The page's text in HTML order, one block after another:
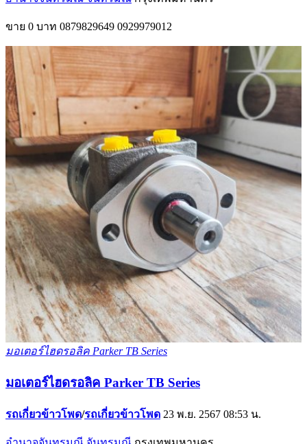
ขาย 0 บาท 0879829649 0929979012
มอเตอร์ไฮดรอลิค Parker TB Series
มอเตอร์ไฮดรอลิค Parker TB Series
รถเกี่ยวข้าวโพด/รถเกี่ยวข้าวโพด 23 พ.ย. 2567 08:53 น.